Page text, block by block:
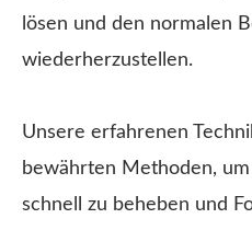
lösen und den normalen
wiederherzustellen.
Unsere erfahrenen
bewährten Methoden,
schnell zu beheben und